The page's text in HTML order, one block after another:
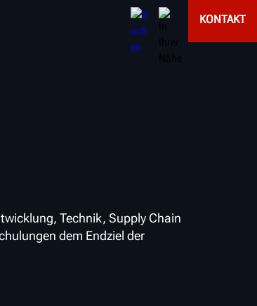
KONTAKT
Technik, Supply Chain
dem Endziel der